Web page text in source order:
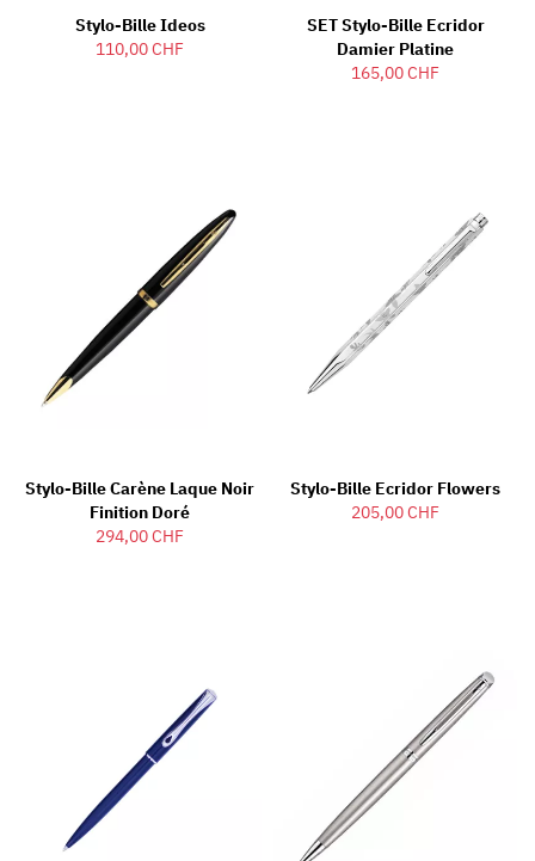
Stylo-Bille Ideos
110,00 CHF
SET Stylo-Bille Ecridor
Damier Platine
165,00 CHF
Stylo-Bille Carène Laque Noir
Finition Doré
294,00 CHF
Stylo-Bille Ecridor Flowers
205,00 CHF